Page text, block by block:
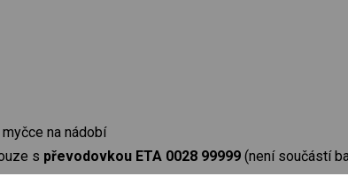
na nádobí
s převodovkou ETA 0028 99999(není součástí